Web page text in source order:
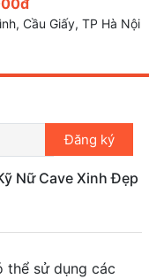
Cầu Giấy, TP Hà Nội
Đăng ký
Nữ Cave Xinh Đẹp
thể sử dụng các